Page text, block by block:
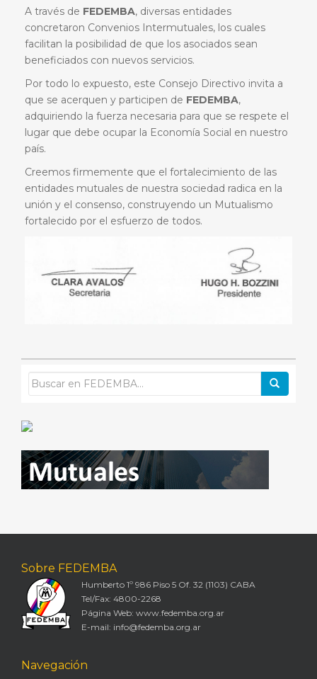
A través de FEDEMBA, diversas entidades
concretaron Convenios Intermutuales, los cuales
facilitan la posibilidad de que los asociados sean
beneficiados con nuevos servicios.
Por todo lo expuesto, este Consejo Directivo invita a
que se acerquen y participen de FEDEMBA,
adquiriendo la fuerza necesaria para que se respete el
lugar que debe ocupar la Economía Social en nuestro
país.
Creemos firmemente que el fortalecimiento de las
entidades mutuales de nuestra sociedad radica en la
unión y el consenso, construyendo un Mutualismo
fortalecido por el esfuerzo de todos.
Sobre FEDEMBA
Humberto 1º 986 Piso 5 Of. 32 (1103) CABA
Tel/Fax: 4800-2268
Página Web: www.fedemba.org.ar
E-mail: info@fedemba.org.ar
Navegación